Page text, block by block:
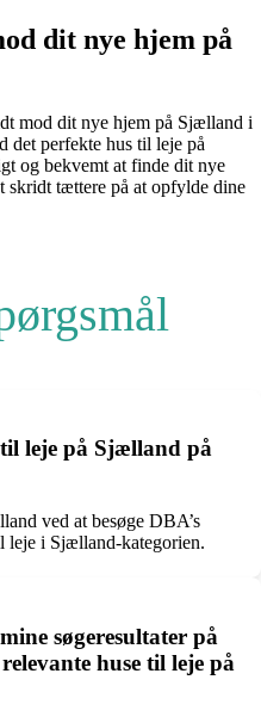
dit nye hjem på
mod dit nye hjem på Sjælland i
det perfekte hus til leje på
og bekvemt at finde dit nye
skridt tættere på at opfylde dine
leje på Sjælland på
ved at besøge DBA’s
leje i Sjælland-kategorien.
søgeresultater på
huse til leje på